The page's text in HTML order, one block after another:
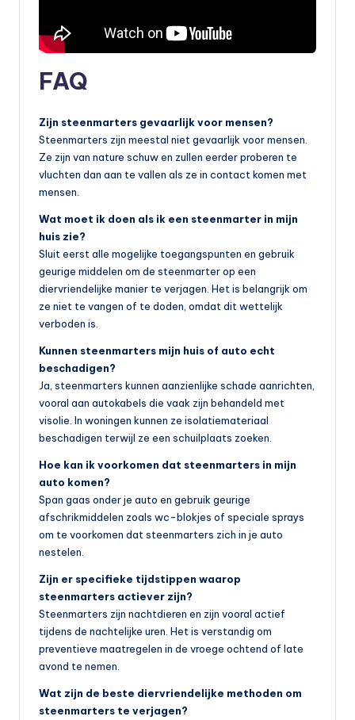
FAQ
Zijn steenmarters gevaarlijk voor mensen?
Steenmarters zijn meestal niet gevaarlijk voor mensen.
Ze zijn van nature schuw en zullen eerder proberen te
vluchten dan aan te vallen als ze in contact komen met
mensen.
Wat moet ik doen als ik een steenmarter in mijn
huis zie?
Sluit eerst alle mogelijke toegangspunten en gebruik
geurige middelen om de steenmarter op een
diervriendelijke manier te verjagen. Het is belangrijk om
ze niet te vangen of te doden, omdat dit wettelijk
verboden is.
Kunnen steenmarters mijn huis of auto echt
beschadigen?
Ja, steenmarters kunnen aanzienlijke schade aanrichten,
vooral aan autokabels die vaak zijn behandeld met
visolie. In woningen kunnen ze isolatiemateriaal
beschadigen terwijl ze een schuilplaats zoeken.
Hoe kan ik voorkomen dat steenmarters in mijn
auto komen?
Span gaas onder je auto en gebruik geurige
afschrikmiddelen zoals wc-blokjes of speciale sprays
om te voorkomen dat steenmarters zich in je auto
nestelen.
Zijn er specifieke tijdstippen waarop
steenmarters actiever zijn?
Steenmarters zijn nachtdieren en zijn vooral actief
tijdens de nachtelijke uren. Het is verstandig om
preventieve maatregelen in de vroege ochtend of late
avond te nemen.
Wat zijn de beste diervriendelijke methoden om
steenmarters te verjagen?